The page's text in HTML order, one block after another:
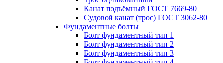
Канат подъёмный ГОСТ 7669-80
Судовой канат (трос) ГОСТ 3062-80
Фундаментные болты
Болт фундаментный тип 1
Болт фундаментный тип 2
Болт фундаментный тип 3